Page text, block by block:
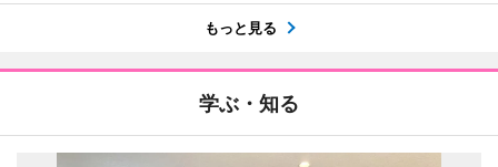
もっと見る
学ぶ・知る